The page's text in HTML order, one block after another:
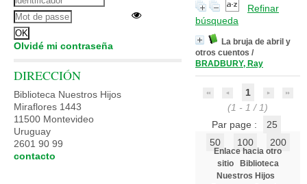
Refinar
búsqueda
La bruja de abril y
otros cuentos /
BRADBURY, Ray
1
(1 - 1 / 1)
Par page :
25
50
100 200
Enlace hacia otro
sitio
Biblioteca
Nuestros Hijos
Olvidé mi contraseña
DIRECCIÓN
Biblioteca Nuestros Hijos
Miraflores 1443
11500 Montevideo
Uruguay
2601 90 99
contacto